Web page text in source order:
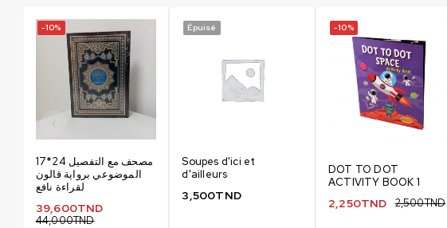
-10%
17*24 مصحف مع التفصيل
الموضوعي برواية قالون
لقراءة نافع
44,000TND
39,600TND
Épuisé
Soupes d'ici et
d'ailleurs
3,500TND
-10%
DOT TO DOT
ACTIVITY BOOK 1
2,500TND
2,250TND